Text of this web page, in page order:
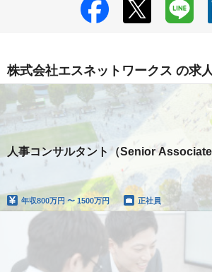
株式会社エスネットワークス の求
人事コンサルタント（Senior Associate
年収800万円 〜 1500万円 正社員